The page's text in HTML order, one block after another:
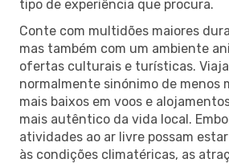
tipo de experiência que procura.
Conte com multidões maiores
mas também com um ambiente
ofertas culturais e turísticas.
normalmente sinónimo de menos
mais baixos em voos e
mais autêntico da vida local.
atividades ao ar livre possam
às condições climatéricas, as